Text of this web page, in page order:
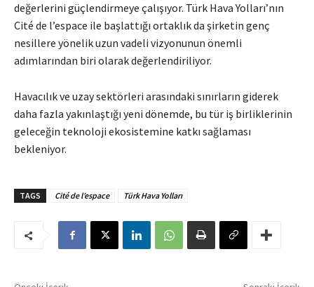
değerlerini güçlendirmeye çalışıyor. Türk Hava Yolları’nın
Cité de l’espace ile başlattığı ortaklık da şirketin genç
nesillere yönelik uzun vadeli vizyonunun önemli
adımlarından biri olarak değerlendiriliyor.
Havacılık ve uzay sektörleri arasındaki sınırların giderek
daha fazla yakınlaştığı yeni dönemde, bu tür iş birliklerinin
geleceğin teknoloji ekosistemine katkı sağlaması
bekleniyor.
TAGS Cité de l’espace Türk Hava Yolları